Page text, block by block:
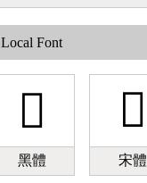
Local Font
𣌯
黑體
𣌯
宋體